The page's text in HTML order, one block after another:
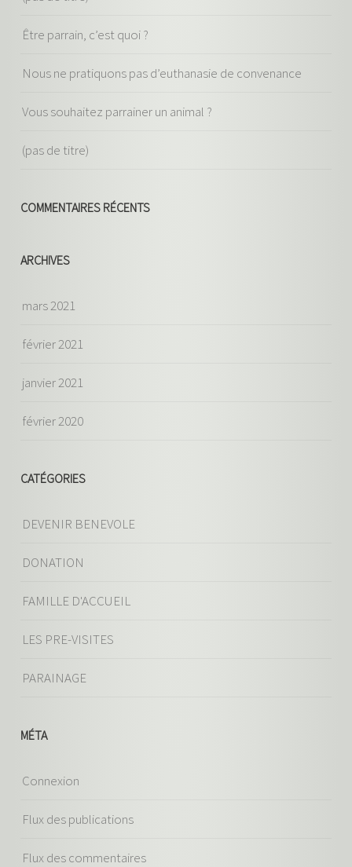
Être parrain, c’est quoi ?
Nous ne pratiquons pas d’euthanasie de convenance
Vous souhaitez parrainer un animal ?
(pas de titre)
COMMENTAIRES RÉCENTS
ARCHIVES
mars 2021
février 2021
janvier 2021
février 2020
CATÉGORIES
DEVENIR BENEVOLE
DONATION
FAMILLE D'ACCUEIL
LES PRE-VISITES
PARAINAGE
MÉTA
Connexion
Flux des publications
Flux des commentaires